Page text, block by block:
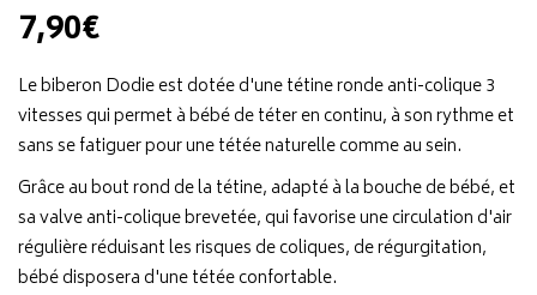
7,90€
Le biberon Dodie est dotée d'une tétine ronde anti-colique 3
vitesses qui permet à bébé de téter en continu, à son rythme et
sans se fatiguer pour une tétée naturelle comme au sein.
Grâce au bout rond de la tétine, adapté à la bouche de bébé, et
sa valve anti-colique brevetée, qui favorise une circulation d'air
régulière réduisant les risques de coliques, de régurgitation,
bébé disposera d'une tétée confortable.